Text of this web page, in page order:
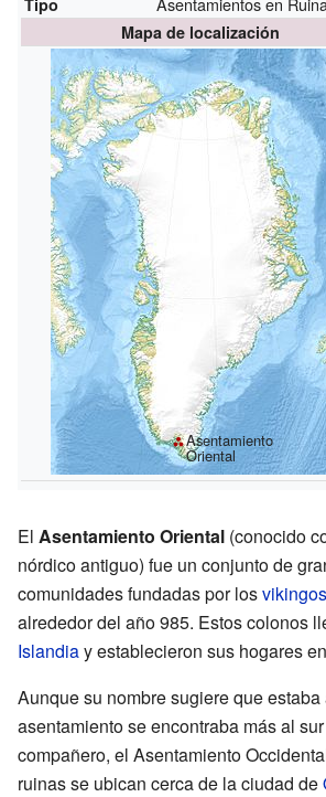
Mapa de localización
Asentamiento
Oriental
El Asentamiento Oriental (conocido
nórdico antiguo) fue un conjunto de
comunidades fundadas por losvikingos
alrededor del año 985. Estos colonos
Islandiay establecieron sus hogares
Aunque su nombre sugiere que estaba
asentamiento se encontraba más al
compañero, el Asentamiento
ruinas se ubican cerca de la ciudad de